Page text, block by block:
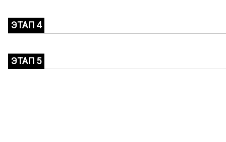
ЭТАП 4
ЭТАП 5